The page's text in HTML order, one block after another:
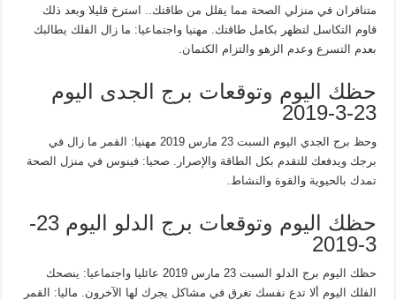
متنافران في منزلي الصحة مما يقلل من طاقتك.. استرخ قليلا وبعد ذلك
قاوم التكاسل لتظهر بكامل طاقتك. مهنيا واجتماعيا: ما زال الفلك يطالبك
بعدم التسرع وعدم الزهو والتزام الكتمان.
حظك اليوم وتوقعات برج الجدى اليوم
23-3-2019
وحظ برج الجدي اليوم السبت 23 مارس 2019 مهنيا: القمر ما زال في
برجك ويدفعك للتقدم بكل الطاقة والإصرار. صحيا: فينوس في منزل الصحة
تمدك بالحيوية والقوة والنشاط.
حظك اليوم وتوقعات برج الدلو اليوم 23-
3-2019
حظك اليوم برج الدلو السبت 23 مارس 2019 عائليا واجتماعيا: ينصحك
الفلك اليوم ألا تدع نفسك تغرق في مشاكل يجرك لها الآخرون. ماليا: القمر